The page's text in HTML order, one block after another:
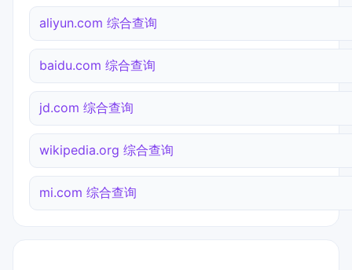
aliyun.com 综合查询
baidu.com 综合查询
jd.com 综合查询
wikipedia.org 综合查询
mi.com 综合查询